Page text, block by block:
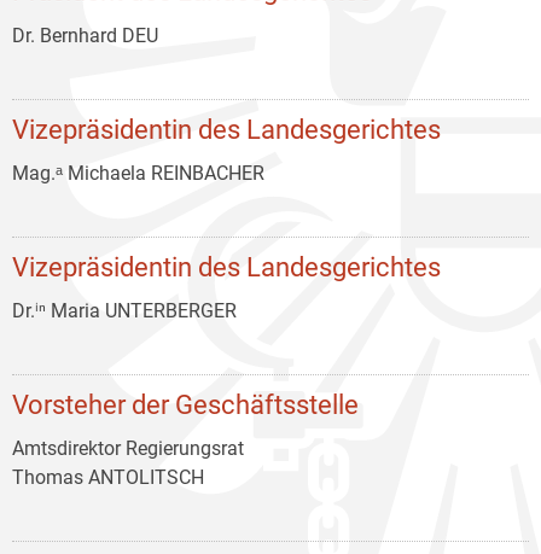
Dr. Bernhard DEU
Vizepräsidentin des Landesgerichtes
Mag.ᵃ Michaela REINBACHER
Vizepräsidentin des Landesgerichtes
Dr.ⁱⁿ Maria UNTERBERGER
Vorsteher der Geschäftsstelle
Amtsdirektor Regierungsrat
Thomas ANTOLITSCH